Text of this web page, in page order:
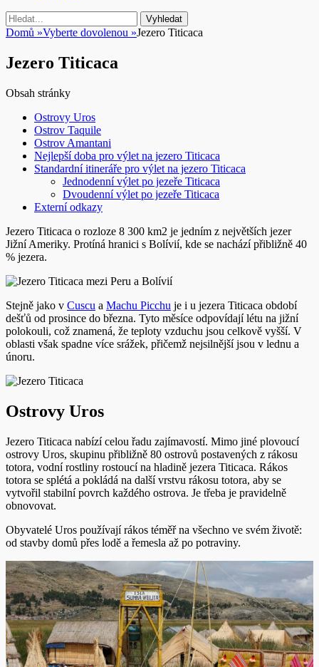
Vyhledávání
Hledat:
Domů »Vyberte dovolenou »Jezero Titicaca
Jezero Titicaca
Obsah stránky
Ostrovy Uros
Ostrov Taquile
Ostrov Amantani
Nejlepší doba pro výlet na jezero Titicaca
Standardní itineráře pro výlet na jezero Titicaca
Jednodenní výlet po jezeře Titicaca
Dvoudenní výlet po jezeře Titicaca
Externí odkazy
Jezero Titicaca o rozloze 8 300 km2 je jedním z největších jezer
Jižní Ameriky. Protíná hranici s Bolívií, kde se nachází přibližně 40
% jezera.
Stejně jako v Cuscu a Machu Picchu je i u jezera Titicaca období
dešťů od prosince do března. Tyto měsíce odpovídají létu na jižní
polokouli, což znamená, že teploty vzduchu jsou celkově vyšší. V
oblasti však spadne více srážek, přičemž nejsilnější jsou v lednu a
únoru.
Ostrovy Uros
Jezero Titicaca nabízí celou řadu zajímavostí. Mimo jiné plovoucí
ostrovy Uros, skupinu přibližně 80 ostrovů postavených z rákosu
totora, vodní rostliny rostoucí na hladině jezera Titicaca. Rákos
totora se splétá a pokládá na další vrstvu rákosu totora, aby se
vytvořil stabilní povrch každého ostrova. Je třeba je pravidelně
obnovovat.
Obyvatelé Uros používají rákos téměř na všechno ve svém životě:
od stavby domů přes lodě a řemesla až po potraviny.